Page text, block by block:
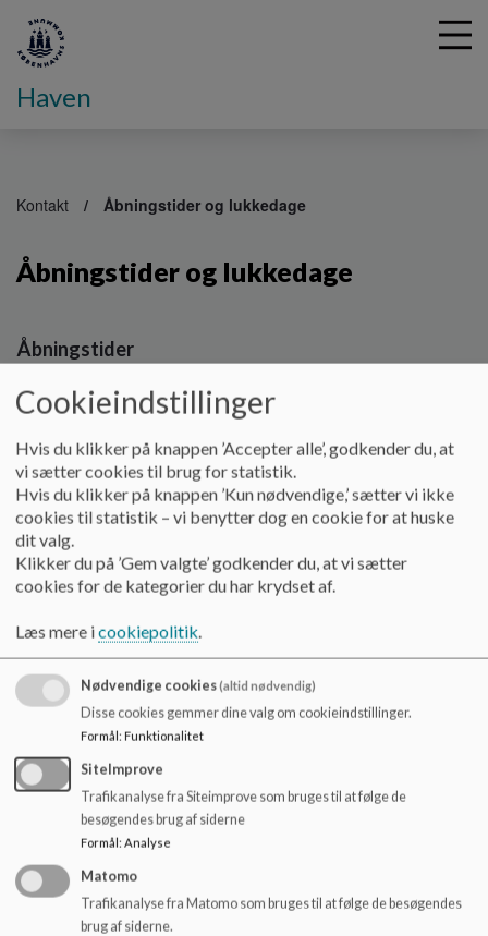
Haven
Kontakt Åbningstider og lukkedage
Åbningstider og lukkedage
Åbningstider
Onsdag: 7:00-17:00
Torsdag: 7:00-17:00
Fredag: 7:00-16:00
Lukkedage
I 2026 har vi lukket følgende dage:
2. januar 2026
1. maj 2026
15. maj 2026
5. juni 2026
24. december 2026
27-31. december 2026
Cookieindstillinger
Hvis du klikker på knappen ’Accepter alle’, godkender du, at
vi sætter cookies til brug for statistik.
Hvis du klikker på knappen ’Kun nødvendige,’ sætter vi ikke
cookies til statistik – vi benytter dog en cookie for at huske
dit valg.
Klikker du på ’Gem valgte’ godkender du, at vi sætter
cookies for de kategorier du har krydset af.
Læs mere icookiepolitik.
Nødvendige cookies(altid nødvendig)
Disse cookies gemmer dine valg om cookieindstillinger.
Formål: Funktionalitet
SiteImprove
Trafikanalyse fra Siteimprove som bruges til at følge de
besøgendes brug af siderne
Formål: Analyse
Matomo
Trafikanalyse fra Matomo som bruges til at følge de besøgendes
brug af siderne.